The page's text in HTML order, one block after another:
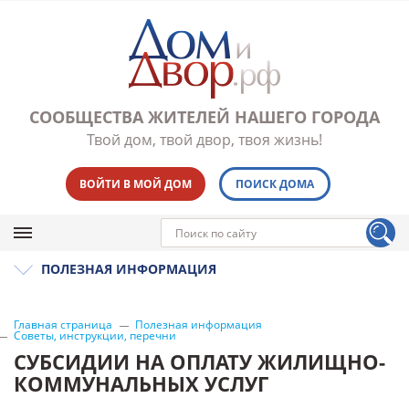
СООБЩЕСТВА ЖИТЕЛЕЙ НАШЕГО ГОРОДА
Твой дом, твой двор, твоя жизнь!
ВОЙТИ В МОЙ ДОМ ПОИСК ДОМА
ПОЛЕЗНАЯ ИНФОРМАЦИЯ
Главная страница Полезная информация
Советы, инструкции, перечни
СУБСИДИИ НА ОПЛАТУ ЖИЛИЩНО-
КОММУНАЛЬНЫХ УСЛУГ